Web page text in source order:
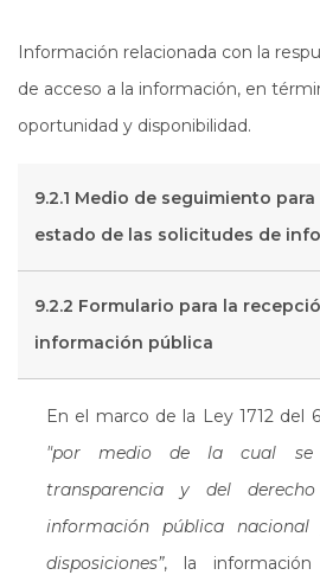
Información relacionada con la
de acceso a la información, en
oportunidad y disponibilidad.
9.2.1 Medio de seguimiento
estado de las solicitudes de
9.2.2 Formulario para la
información pública
En el marco de la Ley 1712 del
"por medio de la cual
transparencia y del
información pública
disposiciones”, la